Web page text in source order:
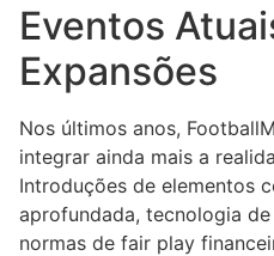
Eventos
Expansões
Nos últimos anos,
integrar ainda mais a
Introduções de elementos
aprofundada, tecnologia
normas de fair play